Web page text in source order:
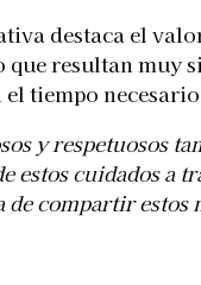
destaca el
que resultan muy
tiempo
y respetuosos
cuidados a
compartir estos